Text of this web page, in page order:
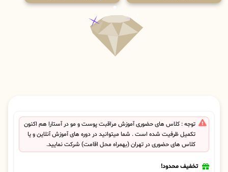
توجه : کلاس های حضوری آموزش مراقبت پوست و مو در آستارا هم اکنون
تکمیل ظرفیت شده است . شما میتوانید در دوره های آموزش آنلاین و یا
کلاس های حضوری در تهران (بهمراه محل اقامت) شرکت نمایید.
تخفیف محدود!